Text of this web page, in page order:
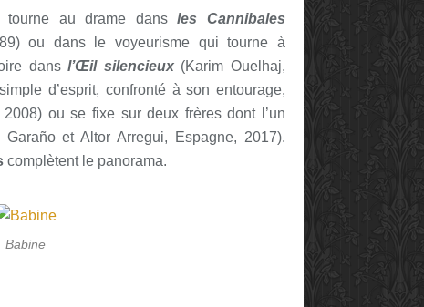
tourne au drame dansles Cannibales
ou dans le voyeurisme qui tourne à
dansl’Œil silencieux (Karim Ouelhaj,
d’esprit, confronté à son entourage,
ou se fixe sur deux frères dont l’un
et Altor Arregui, Espagne, 2017).
complètent le panorama.
Babine